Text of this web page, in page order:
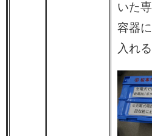
いた
容器
入れる